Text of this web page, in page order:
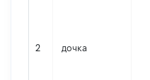
2 дочка